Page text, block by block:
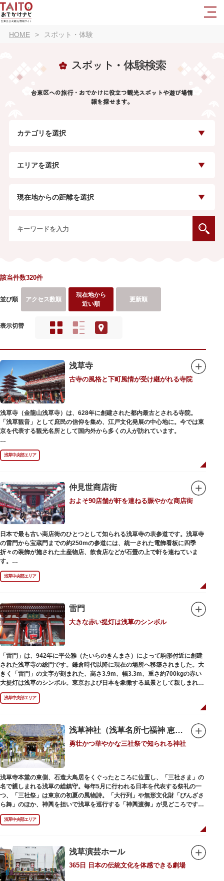
HOME スポット・体験
スポット・体験検索
台東区への旅行・おでかけに役立つ観光スポットや遊び場情
報を探せます。
カテゴリを選択
エリアを選択
現在地からの距離を選択
該当件数320件
並び順 アクセス数順
現在地から
近い順
更新順
表示切替
浅草寺
古寺の風格と下町風情が受け継がれる寺院
浅草寺（金龍山浅草寺）は、628年に創建された都内最古とされる寺院。
「浅草観音」として庶民の信仰を集め、江戸文化発展の中心地に。今では東
京を代表する観光名所として国内外から多くの人が訪れています。
浅草の象徴とも言える「雷門（風雷神門）」は、高さ3.9mの大提灯と風神雷
神像が安置された浅草寺の総門。本堂前には2体の仁王尊像が並ぶ山門「宝
蔵門」が建ち、参拝客を堂々と迎えてくれます。本堂前には、邪気を払うご
身を清めましょう。「観音堂」とも呼ばれる本堂にはご本尊の聖観世音菩薩
が祀られており、毎日定時に法要が執り行われています。
境内の歴史ある建造物も必見です。ひと際目立つ五重塔、国指定重要文化財
の二天門、浅草名所七福神のひとつ・大黒天が祀られた影向堂（ようごうど
う）など、悠久の時に思いを馳せて見学をお楽しみください。
日没後はライトアップされ、朱塗りの建物がより一層鮮やかに浮かび上がり
ます。昼間は約90店舗が軒を連ねる仲見世のお店も閉まり、シャッターに描
かれた「浅草絵巻」を楽しめるのも夜の醍醐味。撮影スポットやデートスポ
ットにもおすすめです。昼間と比べて人が少なくゆっくり巡れるので、足を
運んでみてはいかがでしょうか。
浅草中央部エリア
仲見世商店街
およそ90店舗が軒を連ねる賑やかな商店街
日本で最も古い商店街のひとつとして知られる浅草寺の表参道です。浅草寺
の雷門から宝蔵門までの約250mの参道には、統一された電飾看板に四季
折々の装飾が施された土産物店、飲食店などが石畳の上で軒を連ねていま
す。
人形焼や手焼きせんべいをはじめ、団子や揚げまんじゅう、雷おこしなどの
銘菓、和傘や扇子など伝統工芸品も並び、歩いているだけで浅草らしさを感
じる場所です。江戸文化を感じる粋な商品の数々は、海外からの観光客にも
ての味を堪能できるのも魅力。下町っ子の威勢の良い売り声が飛び交うな
か、お気に入りのお土産探しをお楽しみください。
浅草中央部エリア
雷門
大きな赤い提灯は浅草のシンボル
「雷門」は、942年に平公雅（たいらのきんまさ）によって駒形付近に創建
された浅草寺の総門です。鎌倉時代以降に現在の場所へ移築されました。大
きく「雷門」の文字が刻まれた、高さ3.9m、幅3.3m、重さ約700kgの赤い
大提灯は浅草のシンボル。東京および日本を象徴する風景として親しまれ、
フォトスポットとしても国内外の観光客を魅了し続けています。
提灯の底部に施された見事な龍の彫刻や、門の北側（風神雷神の背後）に安
置されている浅草寺の護法善神「天龍像」と「金龍像」も見どころ。正式名
ます。日没から23時頃までは雷門や浅草寺がライトアップされ、昼間とは違
った荘厳な雰囲気に包まれます。
何度も焼失と再建を繰り返し、現在の雷門は1960年に松下電器産業（現パナ
ソニック）の松下幸之助氏の寄進により再建されたものです。
浅草中央部エリア
浅草神社（浅草名所七福神 恵比須）
勇壮かつ華やかな三社祭で知られる神社
浅草寺本堂の東側、石造大鳥居をくぐったところに位置し、「三社さま」の
名で親しまれる浅草の総鎮守。毎年5月に行われる日本を代表する祭礼の一
つ、「三社祭」は東京の初夏の風物詩。「大行列」や無形文化財「びんざさ
ら舞」のほか、神輿を担いで浅草を巡行する「神輿渡御」が見どころです。
町を練り歩く担ぎ手たちの威勢良い掛け声が響き渡り、浅草の町がまつり一
色に染まります。
6月の「夏越し（なごし）の大祓」では、茅草で作られた輪の中（茅の輪）
ら逃れ、福徳があると伝えられる行事です。
本殿には浅草寺のご本尊である聖観世音菩薩像を見つけた漁師の兄弟ととも
に、尊像として奉安した郷土の文化人、土師真中知（はじのなかとも）の3
浅草中央部エリア
浅草演芸ホール
365日 日本の伝統文化を体感できる劇場